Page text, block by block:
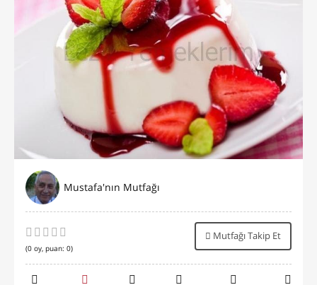
Mustafa'nın Mutfağı
(0 oy, puan: 0)
Mutfağı Takip Et